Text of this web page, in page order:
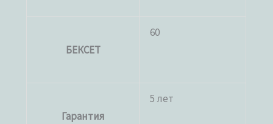
БЕКСЕТ
60
Гарантия
5 лет